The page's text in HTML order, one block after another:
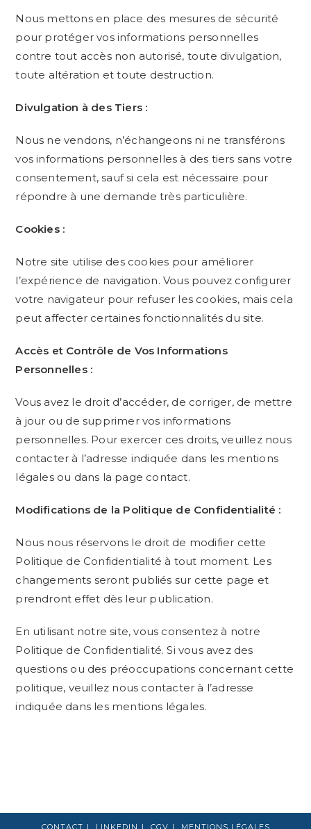
Nous mettons en place des mesures de sécurité
pour protéger vos informations personnelles
contre tout accès non autorisé, toute divulgation,
toute altération et toute destruction.
Divulgation à des Tiers :
Nous ne vendons, n’échangeons ni ne transférons
vos informations personnelles à des tiers sans votre
consentement, sauf si cela est nécessaire pour
répondre à une demande très particulière.
Cookies :
Notre site utilise des cookies pour améliorer
l’expérience de navigation. Vous pouvez configurer
votre navigateur pour refuser les cookies, mais cela
peut affecter certaines fonctionnalités du site.
Accès et Contrôle de Vos Informations
Personnelles :
Vous avez le droit d’accéder, de corriger, de mettre
à jour ou de supprimer vos informations
personnelles. Pour exercer ces droits, veuillez nous
contacter à l’adresse indiquée dans les mentions
légales ou dans la page contact.
Modifications de la Politique de Confidentialité :
Nous nous réservons le droit de modifier cette
Politique de Confidentialité à tout moment. Les
changements seront publiés sur cette page et
prendront effet dès leur publication.
En utilisant notre site, vous consentez à notre
Politique de Confidentialité. Si vous avez des
questions ou des préoccupations concernant cette
politique, veuillez nous contacter à l’adresse
indiquée dans les mentions légales.